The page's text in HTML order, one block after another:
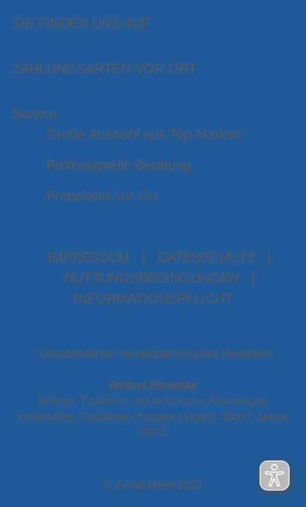
SIE FINDEN UNS AUF
ZAHLUNGSARTEN VOR ORT
Service
Große Auswahl aus Top-Marken
Professionelle Beratung
Probefahrt vor Ort
IMPRESSUM DATENSCHUTZ
NUTZUNGSBEDINGUNGEN
INFORMATIONSPFLICHT
* Unverbindliche Preisempfehlung des Herstellers
Weitere Hinweise
Irrtümer, Tippfehler und technische Änderungen
vorbehalten. Farbabweichungen möglich. Stand: Januar
2023
© 2-Rad Meier 2023